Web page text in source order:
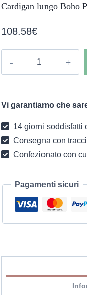
Cardigan lungo Boho
108.58€
Giallo
Vi garantiamo che
14 giorni soddisfatti
Consegna con
Confezionato con
Pagamenti sicuri